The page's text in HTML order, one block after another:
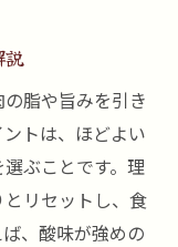
説
脂や旨みを引き
トは、ほどよい
ぶことです。理
リセットし、食
、酸味が強めの